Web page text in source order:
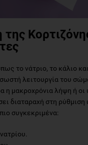
το νάτριο, το κάλιο
σωστή λειτουργία του
η μακροχρόνια λήψη ή
διαταραχή στη ρύθμιση
συγκεκριμένα: